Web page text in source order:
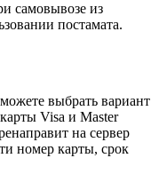
самовывозе из
постамата.
выбрать вариант
Visa и Master
на сервер
номер карты, срок